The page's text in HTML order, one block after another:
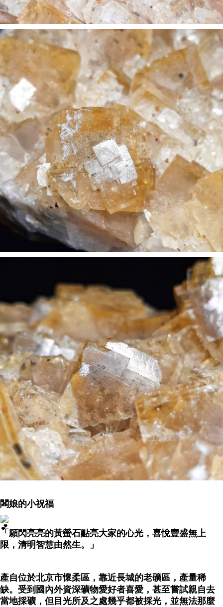
闆娘的小祝福
「願閃亮亮的黃螢石點亮大家的心光，喜悅豐盛無上
限，清明智慧由然生。」
產自位於北京市懷柔區，靠近長城的老礦區，產量稀
缺。受到國內外資深礦物愛好者喜愛，甚至嘗試親自去
當地採礦，但目光所及之處幾乎都被採光，並無法那麼